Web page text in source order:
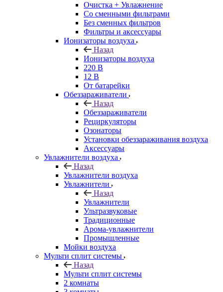
Очистка + Увлажнение
Cо сменными фильтрами
Без сменных фильтров
Фильтры и аксессуары
Ионизаторы воздуха
Назад
Ионизаторы воздуха
220 В
12 В
От батарейки
Обеззараживатели
Назад
Обеззараживатели
Рециркуляторы
Озонаторы
Установки обеззараживания воздуха
Аксессуары
Увлажнители воздуха
Назад
Увлажнители воздуха
Увлажнители
Назад
Увлажнители
Ультразвуковые
Традиционные
Арома-увлажнители
Промышленные
Мойки воздуха
Мульти сплит системы
Назад
Мульти сплит системы
2 комнаты